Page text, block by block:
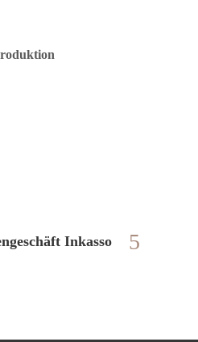
Inkasso